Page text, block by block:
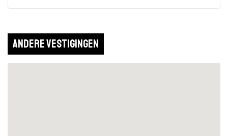
Andere vestigingen